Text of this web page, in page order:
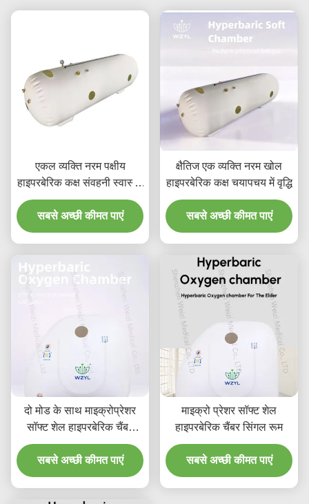
एकल व्यक्ति नरम पक्षीय
हाइपरबेरिक कक्ष संवहनी स्वास्थ्य
में सुधार 1.5/3.0/4.5/7.2PSI
सबसे अच्छी कीमत पाएं
क्षैतिज एक व्यक्ति नरम खोल
हाइपरबेरिक कक्ष चयापचय में वृद्धि
सबसे अच्छी कीमत पाएं
दो मोड के साथ माइक्रोप्रेशर
सॉफ्ट शेल हाइपरबेरिक चैंबर
उपलब्ध
सबसे अच्छी कीमत पाएं
माइक्रो प्रेशर सॉफ्ट शेल
हाइपरबेरिक चैंबर सिंगल रूम
सबसे अच्छी कीमत पाएं